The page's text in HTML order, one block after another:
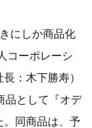
にしか商品化
コーポレーシ
：木下勝寿）
品として『オデ
。同商品は、予